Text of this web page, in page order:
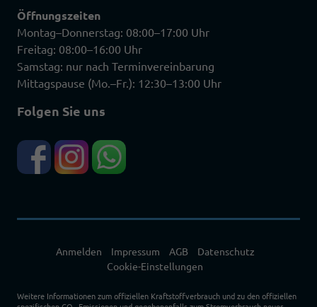
Öffnungszeiten
Montag–Donnerstag: 08:00–17:00 Uhr
Freitag: 08:00–16:00 Uhr
Samstag: nur nach Terminvereinbarung
Mittagspause (Mo.–Fr.): 12:30–13:00 Uhr
Folgen Sie uns
Anmelden Impressum AGB
Datenschutz
Cookie-Einstellungen
Weitere Informationen zum offiziellen Kraftstoffverbrauch und zu den offiziellen